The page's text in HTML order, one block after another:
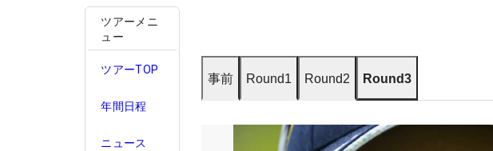
ツアーメニ
ュー
ツアーTOP
年間日程
ニュース
事前 Round1 Round2 Round3